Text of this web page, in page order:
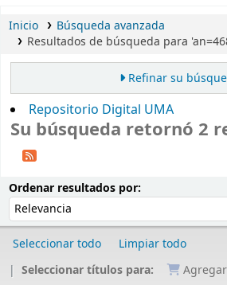
Inicio
Búsqueda avanzada
Resultados de búsqueda para
Refinar su
Repositorio Digital UMA
Su búsqueda retornó 2
Ordenar resultados por:
Seleccionar todo
Limpiar todo
Seleccionar títulos para: